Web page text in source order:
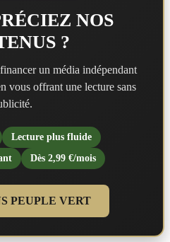
NOS
?
un média indépendant
vous offrant une lecture sans
Lecture plus fluide
Dès 2,99 €/mois
PEUPLE VERT